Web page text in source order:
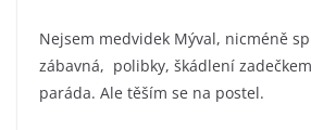
Nejsem medvidek Mýval, nicméně
zábavná, polibky, škádlení
paráda. Ale těším se na postel.